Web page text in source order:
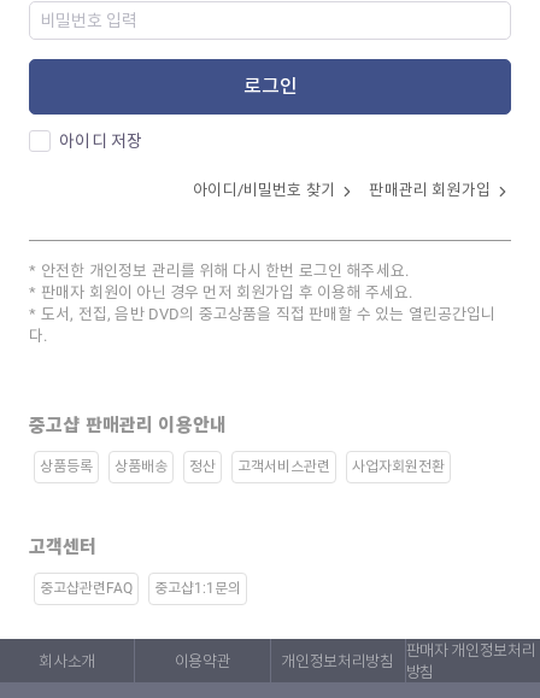
로그인
아이디 저장
아이디/비밀번호 찾기 판매관리 회원가입
안전한 개인정보 관리를 위해 다시 한번 로그인 해주세요.
판매자 회원이 아닌 경우 먼저 회원가입 후 이용해 주세요.
도서, 전집, 음반 DVD의 중고상품을 직접 판매할 수 있는 열린공간입니
다.
중고샵 판매관리 이용안내
상품등록 상품배송 정산 고객서비스관련 사업자회원전환
고객센터
중고샵관련FAQ 중고샵1:1문의
회사소개 이용약관 개인정보처리방침
판매자 개인정보처리
방침